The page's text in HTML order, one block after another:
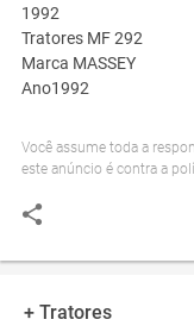
1992
Tratores MF 292
Marca MASSEY
Ano1992
Você assume toda a
este anúncio é contra a
+ Tratores